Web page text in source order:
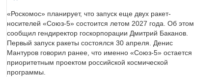
«Роскомос» планирует, что запуск еще двух ракет-
носителей «Союз-5» состоится летом 2027 года. Об этом
сообщил гендиректор госкорпорации Дмитрий Баканов.
Первый запуск ракеты состоялся 30 апреля. Денис
Мантуров говорил ранее, что именно «Союз-5» остается
приоритетным проектом российской космической
программы.